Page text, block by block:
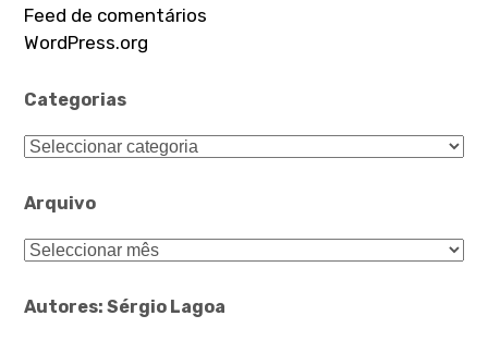
Feed de comentários
WordPress.org
Categorias
Categorias
Arquivo
Arquivo
Autores: Sérgio Lagoa